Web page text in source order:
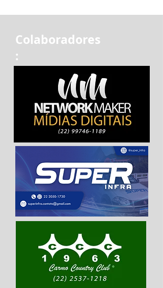
Colaboradores
: